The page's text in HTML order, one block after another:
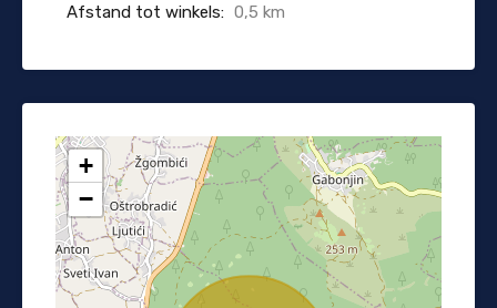
Afstand tot winkels: 0,5 km
+
−